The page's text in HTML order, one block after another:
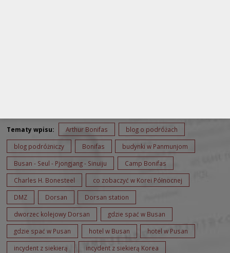
Tematy wpisu: Arthur Bonifas blog o podróżach
blog podróżniczy Bonifas budynki w Panmunjom
Busan - Seul - Pjongjang - Sinuiju Camp Bonifas
Charles H. Bonesteel co zobaczyć w Korei Północnej
DMZ Dorsan Dorsan station
dworzec kolejowy Dorsan gdzie spać w Busan
gdzie spać w Pusan hotel w Busan hotel w Pusan
incydent z siekierą incydent z siekierą Korea